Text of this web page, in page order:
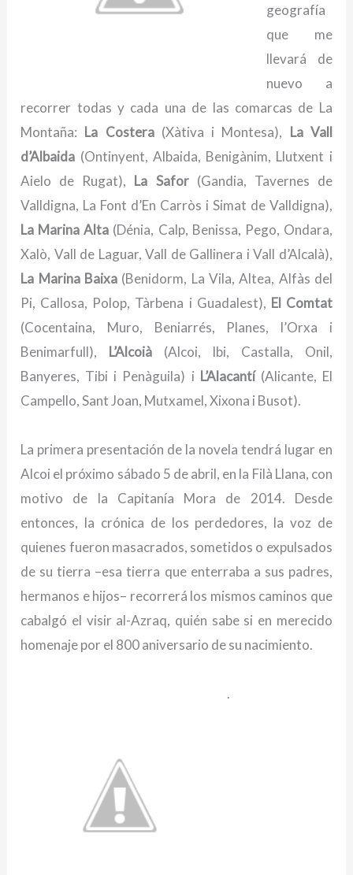
geografía
que me
llevará de
nuevo a
recorrer todas y cada una de las comarcas de La
Montaña: La Costera(Xàtiva i Montesa), La Vall
d’Albaida (Ontinyent, Albaida, Benigànim, Llutxent i
Aielo de Rugat), La Safor(Gandia, Tavernes de
Valldigna, La Font d’En Carròs i Simat de Valldigna),
La Marina Alta (Dénia, Calp, Benissa, Pego, Ondara,
Xalò, Vall de Laguar, Vall de Gallinera i Vall d’Alcalà),
La Marina Baixa(Benidorm, La Vila, Altea, Alfàs del
Pi, Callosa, Polop, Tàrbena i Guadalest), El Comtat
(Cocentaina, Muro, Beniarrés, Planes, l’Orxa i
Benimarfull), L’Alcoià(Alcoi, Ibi, Castalla, Onil,
Banyeres, Tibi i Penàguila) i L’Alacantí(Alicante, El
Campello, Sant Joan, Mutxamel, Xixona i Busot).
La primera presentación de la novela tendrá lugar en
Alcoi el próximo sábado 5 de abril, en la Filà Llana, con
motivo de la Capitanía Mora de 2014. Desde
entonces, la crónica de los perdedores, la voz de
quienes fueron masacrados, sometidos o expulsados
de su tierra –esa tierra que enterraba a sus padres,
hermanos e hijos– recorrerá los mismos caminos que
cabalgó el visir al-Azraq, quién sabe si en merecido
homenaje por el 800 aniversario de su nacimiento.
.